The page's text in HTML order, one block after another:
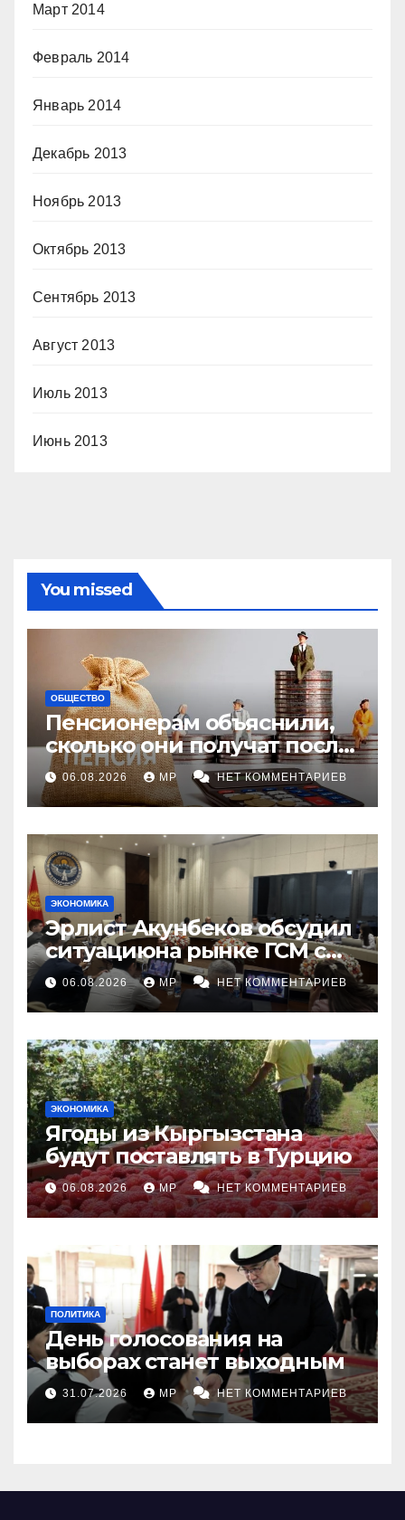
Март 2014
Февраль 2014
Январь 2014
Декабрь 2013
Ноябрь 2013
Октябрь 2013
Сентябрь 2013
Август 2013
Июль 2013
Июнь 2013
You missed
ОБЩЕСТВО
Пенсионерам объяснили,
сколько они получат после
индексации
06.08.2026 MP НЕТ КОММЕНТАРИЕВ
ЭКОНОМИКА
Эрлист Акунбеков обсудил
ситуациюна рынке ГСМ с
топливными компаниями
06.08.2026 MP НЕТ КОММЕНТАРИЕВ
ЭКОНОМИКА
Ягоды из Кыргызстана
будут поставлять в Турцию
06.08.2026 MP НЕТ КОММЕНТАРИЕВ
ПОЛИТИКА
День голосования на
выборах станет выходным
31.07.2026 MP НЕТ КОММЕНТАРИЕВ